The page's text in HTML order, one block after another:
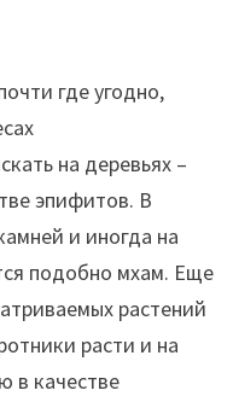
где угодно,
на деревьях –
эпифитов. В
и иногда на
подобно мхам. Еще
растений
расти и на
в качестве